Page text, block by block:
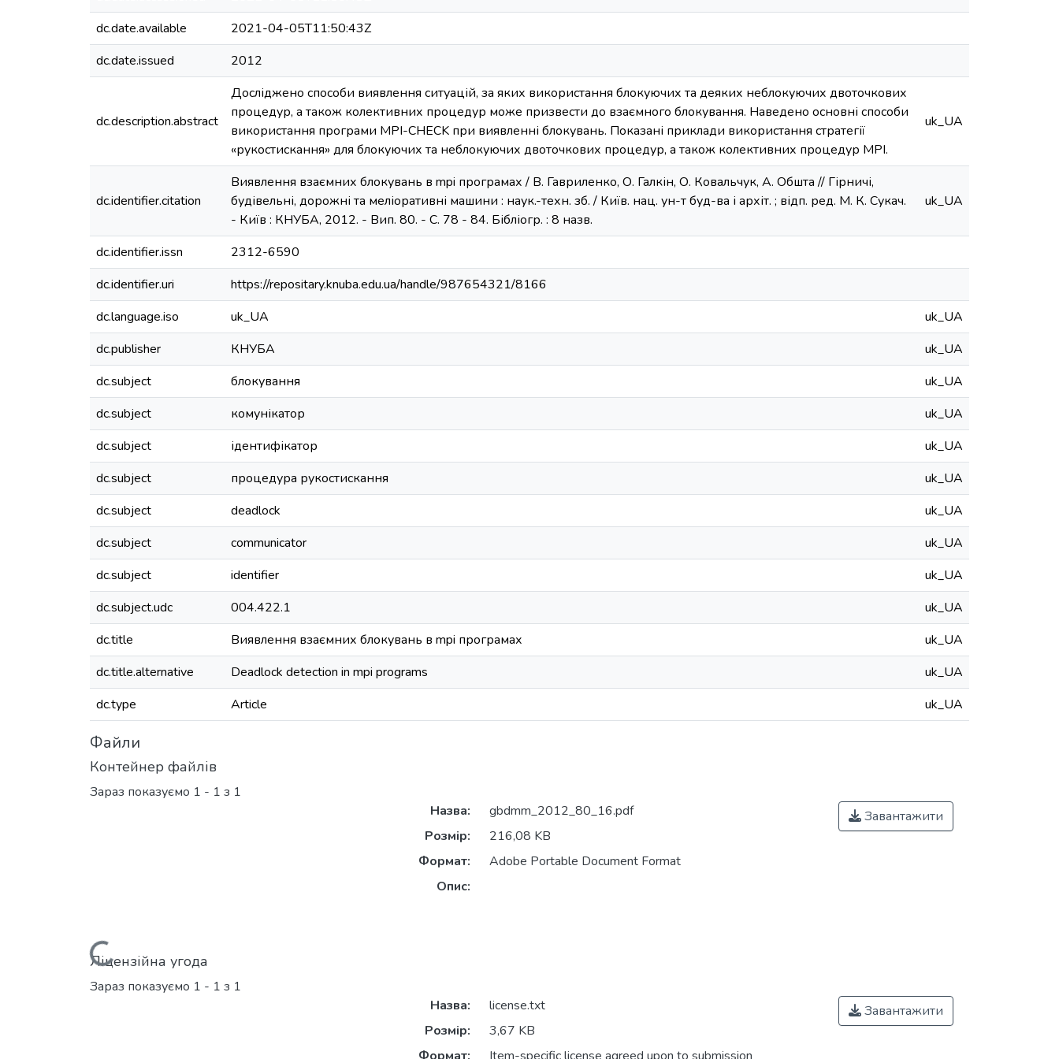
dc.date.available
2021-04-05T11:50:43Z
dc.date.issued
2012
dc.description.abstract
Досліджено способи виявлення ситуацій, за яких використання блокуючих та деяких неблокуючих двоточкових
процедур, а також колективних процедур може призвести до взаємного блокування. Наведено основні способи
використання програми MPI-CHECK при виявленні блокувань. Показані приклади використання стратегії
«рукостискання» для блокуючих та неблокуючих двоточкових процедур, а також колективних процедур MPI.
uk_UA
dc.identifier.citation
Виявлення взаємних блокувань в mpi програмах / В. Гавриленко, О. Галкін, О. Ковальчук, А. Обшта // Гірничі,
будівельні, дорожні та меліоративні машини : наук.-техн. зб. / Київ. нац. ун-т буд-ва і архіт. ; відп. ред. М. К. Сукач.
- Київ : КНУБА, 2012. - Вип. 80. - С. 78 - 84. Бібліогр. : 8 назв.
uk_UA
dc.identifier.issn
2312-6590
dc.identifier.uri
https://repositary.knuba.edu.ua/handle/987654321/8166
dc.language.iso
uk_UA
uk_UA
dc.publisher
КНУБА
uk_UA
dc.subject
блокування
uk_UA
dc.subject
комунікатор
uk_UA
dc.subject
ідентифікатор
uk_UA
dc.subject
процедура рукостискання
uk_UA
dc.subject
deadlock
uk_UA
dc.subject
communicator
uk_UA
dc.subject
identifier
uk_UA
dc.subject.udc
004.422.1
uk_UA
dc.title
Виявлення взаємних блокувань в mpi програмах
uk_UA
dc.title.alternative
Deadlock detection in mpi programs
uk_UA
dc.type
Article uk_UA
Файли
Контейнер файлів
Зараз показуємо 1 - 1 з 1
Вантажиться...
Назва:
gbdmm_2012_80_16.pdf
Розмір:
216,08 KB
Формат:
Adobe Portable Document Format
Опис:
Завантажити
Ліцензійна угода
Зараз показуємо 1 - 1 з 1
Назва:
license.txt
Розмір:
3,67 KB
Завантажити